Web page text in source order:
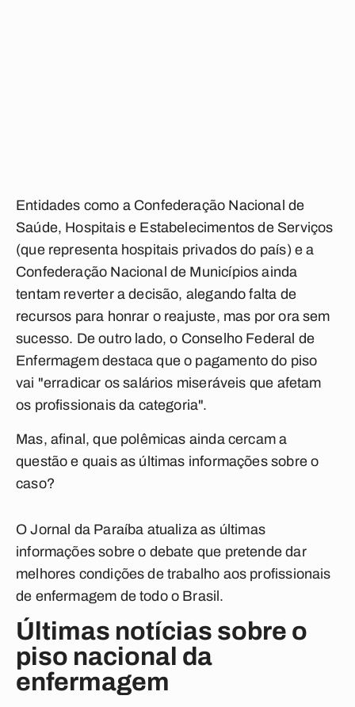
Entidades como a Confederação Nacional de
Saúde, Hospitais e Estabelecimentos de Serviços
(que representa hospitais privados do país) e a
Confederação Nacional de Municípios ainda
tentam reverter a decisão, alegando falta de
recursos para honrar o reajuste, mas por ora sem
sucesso. De outro lado, o Conselho Federal de
Enfermagem destaca que o pagamento do piso
vai "erradicar os salários miseráveis que afetam
os profissionais da categoria".
Mas, afinal, que polêmicas ainda cercam a
questão e quais as últimas informações sobre o
caso?
O Jornal da Paraíba atualiza as últimas
informações sobre o debate que pretende dar
melhores condições de trabalho aos profissionais
de enfermagem de todo o Brasil.
Últimas notícias sobre o
piso nacional da
enfermagem